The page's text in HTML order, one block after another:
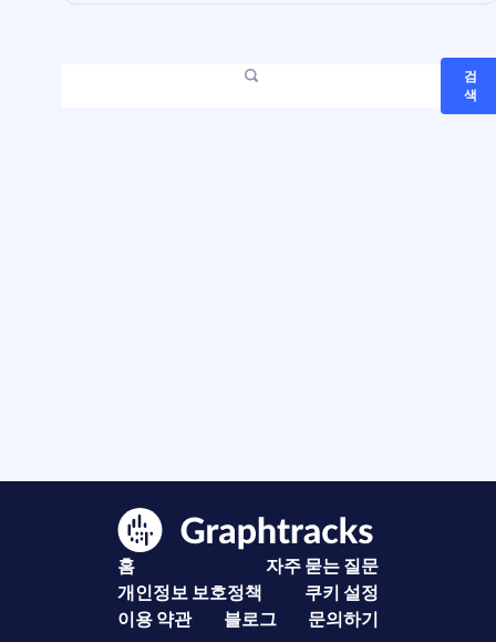
검
색
홈
자주 묻는 질문
개인정보 보호정책
쿠키 설정
이용 약관
블로그 문의하기